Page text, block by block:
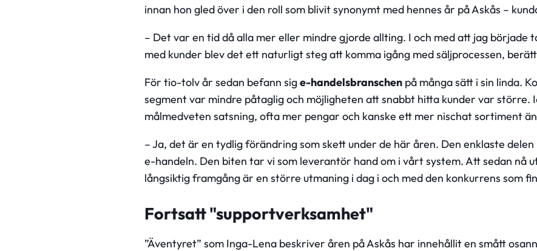
innan hon gled över i den roll som blivit synonymt med hennes år på Askås –
– Det var en tid då alla mer eller mindre gjorde allting. I och med att jag började
med kunder blev det ett naturligt steg att komma igång med säljprocessen,
För tio-tolv år sedan befann sige-handelsbranschen på många sätt i sin linda.
segment var mindre påtaglig och möjligheten att snabbt hitta kunder var större.
målmedveten satsning, ofta mer pengar och kanske ett mer nischat sortiment
– Ja, det är en tydlig förändring som skett under de här åren. Den enklaste
e-handeln. Den biten tar vi som leverantör hand om i vårt system. Att sedan nå
långsiktig framgång är en större utmaning i dag i och med den konkurrens som
Fortsatt "supportverksamhet"
”Äventyret” som Inga-Lena beskriver åren på Askås har innehållit en smått